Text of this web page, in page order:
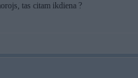
tas citam ikdiena ?